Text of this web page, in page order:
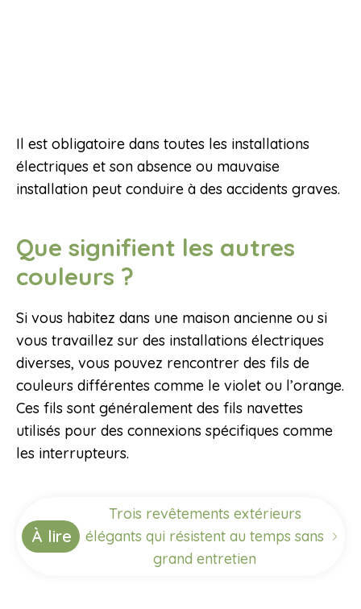
Il est obligatoire dans toutes les installations
électriques et son absence ou mauvaise
installation peut conduire à des accidents graves.
Que signifient les autres
couleurs ?
Si vous habitez dans une maison ancienne ou si
vous travaillez sur des installations électriques
diverses, vous pouvez rencontrer des fils de
couleurs différentes comme le violet ou l’orange.
Ces fils sont généralement des fils navettes
utilisés pour des connexions spécifiques comme
les interrupteurs.
À lire
Trois revêtements extérieurs
élégants qui résistent au temps sans
grand entretien